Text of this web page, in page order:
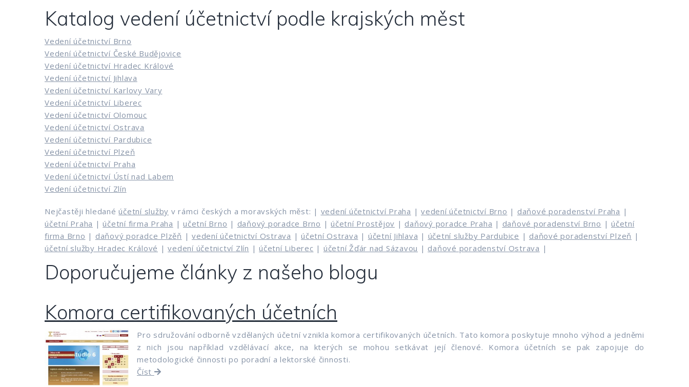
Katalog vedení účetnictví podle krajských měst
Vedení účetnictví Brno
Vedení účetnictví České Budějovice
Vedení účetnictví Hradec Králové
Vedení účetnictví Jihlava
Vedení účetnictví Karlovy Vary
Vedení účetnictví Liberec
Vedení účetnictví Olomouc
Vedení účetnictví Ostrava
Vedení účetnictví Pardubice
Vedení účetnictví Plzeň
Vedení účetnictví Praha
Vedení účetnictví Ústí nad Labem
Vedení účetnictví Zlín
Nejčastěji hledanéúčetní služby v rámci českých a moravských měst: | vedení účetnictví Praha | vedení účetnictví Brno | daňové poradenství Praha |
účetní Praha |účetní firma Praha | učetní Brno | daňový poradce Brno | účetní Prostějov | daňový poradce Praha | daňové poradenství Brno | účetní
firma Brno | daňový poradce Plzěň | vedení účetnictví Ostrava | účetní Ostrava | účetní Jihlava | účetní služby Pardubice | daňové poradenství Plzeň |
účetní služby Hradec Králové |vedení účetnictví Zlín | účetní Liberec | účetní Žďár nad Sázavou | daňové poradenství Ostrava |
Doporučujeme články z našeho blogu
Komora certifikovaných účetních
Pro sdružování odborně vzdělaných účetní vznikla komora certifikovaných účetních. Tato komora poskytuje mnoho výhod a jedněmi
z nich jsou například vzdělávací akce, na kterých se mohou setkávat její členové. Komora účetních se pak zapojuje do
metodologické činnosti po poradní a lektorské činnosti.
Číst